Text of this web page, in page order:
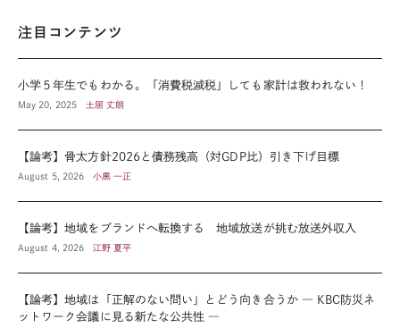
注目コンテンツ
小学５年生でもわかる。「消費税減税」しても家計は救われない！
May 20, 2025 土居 丈朗
【論考】骨太方針2026と債務残高（対GDP比）引き下げ目標
August 5, 2026 小黒 一正
【論考】地域をブランドへ転換する 地域放送が挑む放送外収入
August 4, 2026 江野 夏平
【論考】地域は「正解のない問い」とどう向き合うか ― KBC防災ネ
ットワーク会議に見る新たな公共性 ―